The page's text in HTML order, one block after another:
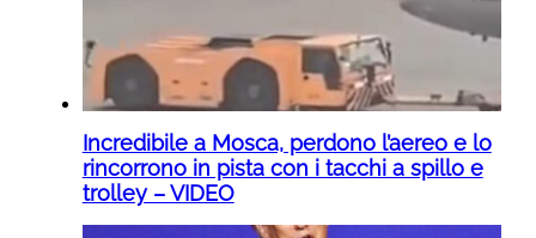
Incredibile a Mosca, perdono l’aereo e lo
rincorrono in pista con i tacchi a spillo e
trolley – VIDEO